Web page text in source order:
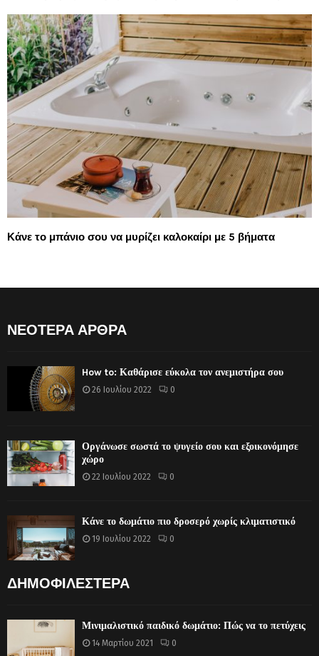
Κάνε το μπάνιο σου να μυρίζει καλοκαίρι με 5 βήματα
ΝΕΟΤΕΡΑ ΑΡΘΡΑ
How to: Καθάρισε εύκολα τον ανεμιστήρα σου
26 Ιουλίου 2022 0
Οργάνωσε σωστά το ψυγείο σου και εξοικονόμησε
χώρο
22 Ιουλίου 2022 0
Κάνε το δωμάτιο πιο δροσερό χωρίς κλιματιστικό
19 Ιουλίου 2022 0
ΔΗΜΟΦΙΛΕΣΤΕΡΑ
Μινιμαλιστικό παιδικό δωμάτιο: Πώς να το πετύχεις
14 Μαρτίου 2021 0